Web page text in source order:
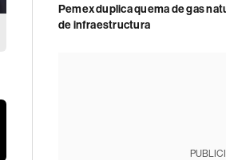
Pemex duplica quema de gas
de infraestructura